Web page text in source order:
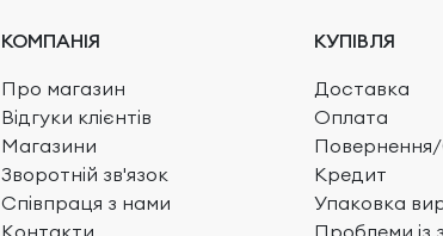
КОМПАНІЯ
Про магазин
Відгуки клієнтів
Магазини
Зворотній зв'язок
Співпраця з нами
Контакти
КУПІВЛЯ
Доставка
Оплата
Кредит
Упаковка
Проблеми із